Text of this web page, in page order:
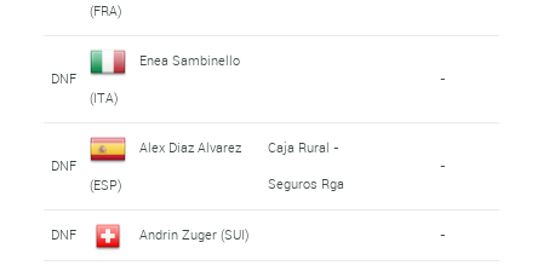
(FRA)
DNF
Enea Sambinello
(ITA)
-
DNF
Alex Diaz Alvarez
(ESP)
Caja Rural -
Seguros Rga
-
DNF Andrin Zuger (SUI) -